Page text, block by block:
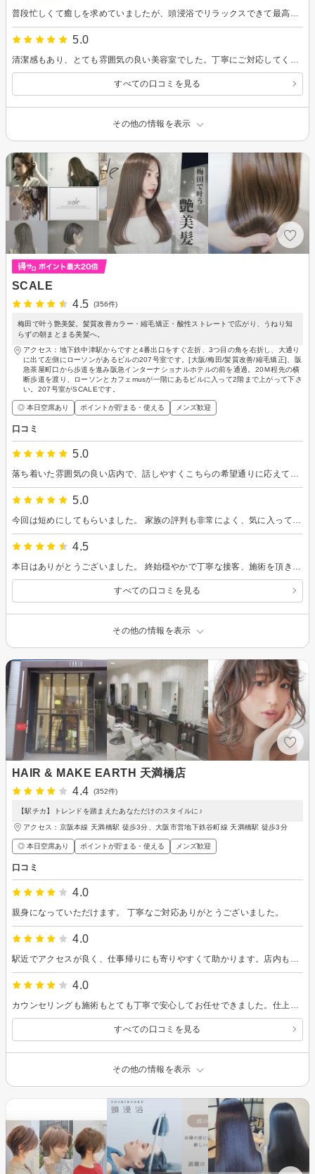
5.0
すべての口コミを見る
その他の情報を表示
SCALE
4.5
(356件)
梅田で叶う艶美髪。髪質改善カラー・縮毛矯正・酸性ストレートで広がり、うねり知
らずの朝まとまる美髪へ。
アクセス：地下鉄中津駅からですと4番出口をすぐ左折、3つ目の角を右折し、大通り
に出て左側にローソンがあるビルの207号室です。[大阪/梅田/髪質改善/縮毛矯正]、阪
急茶屋町口から歩道を進み阪急インターナショナルホテルの前を通過。20Ｍ程先の横
断歩道を渡り、ローソンとカフェmusが一階にあるビルに入って2階まで上がって下さ
い。207号室がSCALEです。
◎ 本日空席あり ポイントが貯まる・使える メンズ歓迎
口コミ
5.0
5.0
4.5
すべての口コミを見る
その他の情報を表示
HAIR & MAKE EARTH 天満橋店
4.4
(352件)
【駅チカ】トレンドを踏まえたあなただけのスタイルに♪
アクセス：京阪本線 天満橋駅 徒歩3分、大阪市営地下鉄谷町線 天満橋駅 徒歩3分
◎ 本日空席あり ポイントが貯まる・使える メンズ歓迎
口コミ
4.0
親身になっていただけます。 丁寧なご対応ありがとうございました。
4.0
4.0
すべての口コミを見る
その他の情報を表示